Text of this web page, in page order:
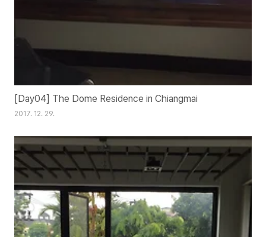
[Day04] The Dome Residence in Chiangmai
2017. 12. 29.